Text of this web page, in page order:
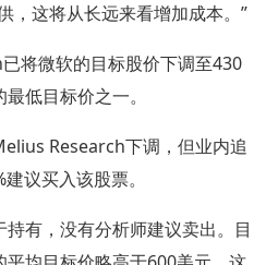
这将从长远来看增加成本。”
将微软的目标股价下调至430
低目标价之一。
Research下调，但业内追
议买入该股票。
有，没有分析师建议卖出。目